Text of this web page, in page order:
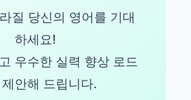
질 당신의 영어를 기대
하세요!
우수한 실력 향상 로드
안해 드립니다.